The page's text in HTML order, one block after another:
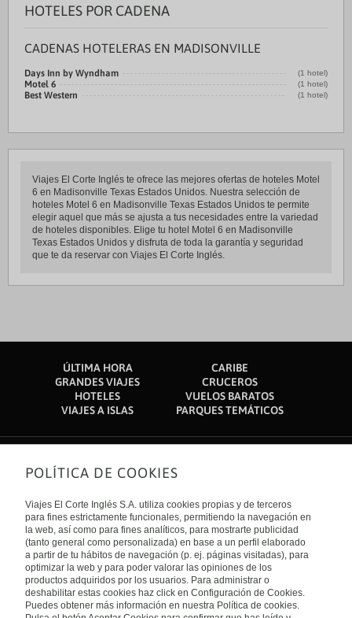
HOTELES POR CADENA
CADENAS HOTELERAS EN MADISONVILLE
Days Inn by Wyndham (1 hotel)
Motel 6 (1 hotel)
Best Western (1 hotel)
Viajes El Corte Inglés te ofrece las mejores ofertas de hoteles Motel
6 en Madisonville Texas Estados Unidos. Nuestra selección de
hoteles Motel 6 en Madisonville Texas Estados Unidos te permite
elegir aquel que más se ajusta a tus necesidades entre la variedad
de hoteles disponibles. Elige tu hotel Motel 6 en Madisonville
Texas Estados Unidos y disfruta de toda la garantía y seguridad
que te da reservar con Viajes El Corte Inglés.
ÚLTIMA HORA
CARIBE
GRANDES VIAJES
CRUCEROS
HOTELES
VUELOS BARATOS
VIAJES A ISLAS
PARQUES TEMÁTICOS
Sobre nosotros
Quiénes somos
Financiación
Sostenibilidad
Turismo accesible
Tarjeta El Corte Inglés
Trabaja con nosotros
El Corte Inglés
Canal Ético
Enlaces de interés
Guías de viaje
Catálogos
Auto check-in
Condiciones Generales
Política de privacidad
Política de cookies
Internacional
España
POLÍTICA DE COOKIES
Viajes El Corte Inglés S.A. utiliza cookies propias y de terceros
para fines estrictamente funcionales, permitiendo la navegación en
la web, así como para fines analíticos, para mostrarte publicidad
(tanto general como personalizada) en base a un perfil elaborado
a partir de tu hábitos de navegación (p. ej. páginas visitadas), para
optimizar la web y para poder valorar las opiniones de los
productos adquiridos por los usuarios. Para administrar o
deshabilitar estas cookies haz click en Configuración de Cookies.
Puedes obtener más información en nuestra Política de cookies.